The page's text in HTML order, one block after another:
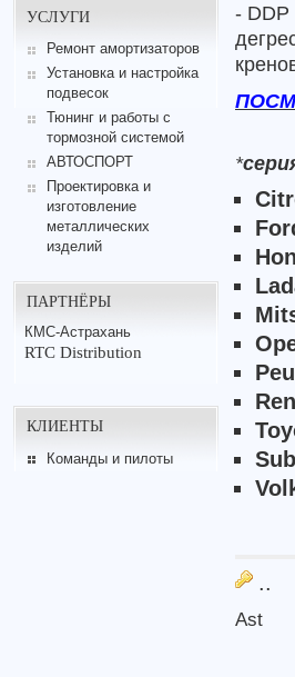
УСЛУГИ
Ремонт амортизаторов
Установка и настройка
подвесок
Тюнинг и работы с
тормозной системой
АВТОСПОРТ
Проектировка и
изготовление
металлических
изделий
ПАРТНЁРЫ
КМС-Астрахань
RTC Distribution
КЛИЕНТЫ
Команды и пилоты
-
*
..
Ast